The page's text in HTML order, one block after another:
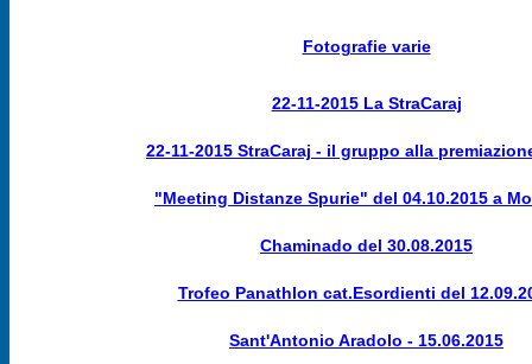
Fotografie varie
22-11-2015 La StraCaraj
22-11-2015 StraCaraj - il gruppo alla
"Meeting Distanze Spurie" del 04.10.2015 a
Chaminado del 30.08.2015
Trofeo Panathlon cat.Esordienti del
Sant'Antonio Aradolo - 15.06.2015